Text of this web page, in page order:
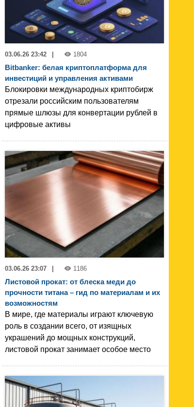
03.06.26 23:42 1804
Bitbanker: белая криптоплатформа для
инвестиций и управления активами
Блокировки международных криптобирж
отрезали российским пользователям
прямые шлюзы для конвертации рублей в
цифровые активы
03.06.26 23:07 | 1186
Листовой прокат: от блеска меди до
прочности титана – гид по материалам и их
возможностям
В мире, где материалы играют ключевую
роль в создании всего, от изящных
украшений до мощных конструкций,
листовой прокат занимает особое место